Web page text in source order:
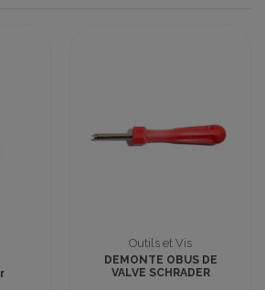
Outils et Vis
DEMONTE OBUS DE
VALVE SCHRADER